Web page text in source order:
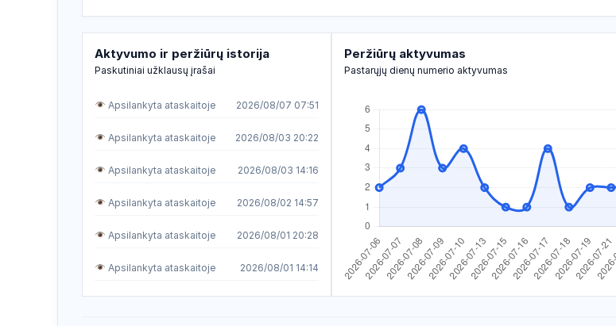
Aktyvumo ir peržiūrų istorija
Paskutiniai užklausų įrašai
Apsilankyta ataskaitoje 2026/08/07 07:51
Apsilankyta ataskaitoje 2026/08/03 20:22
Apsilankyta ataskaitoje 2026/08/03 14:16
Apsilankyta ataskaitoje 2026/08/02 14:57
Apsilankyta ataskaitoje 2026/08/01 20:28
Apsilankyta ataskaitoje 2026/08/01 14:14
Peržiūrų aktyvumas
Pastarųjų dienų numerio aktyvumas